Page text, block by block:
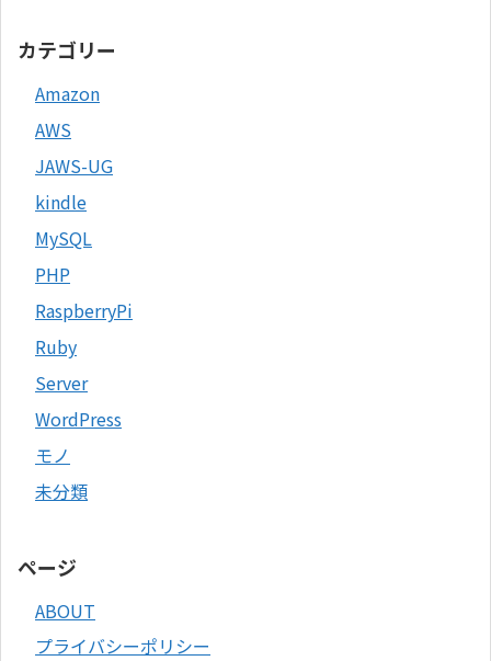
カテゴリー
Amazon
AWS
JAWS-UG
kindle
MySQL
PHP
RaspberryPi
Ruby
Server
WordPress
モノ
未分類
ページ
ABOUT
プライバシーポリシー